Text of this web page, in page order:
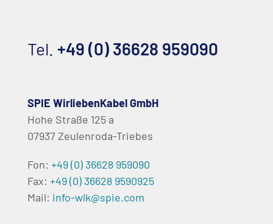
Tel. +49 (0) 36628 959090
SPIE WirliebenKabel GmbH
Hohe Straße 125 a
07937 Zeulenroda-Triebes
Fon: +49 (0) 36628 959090
Fax: +49 (0) 36628 9590925
Mail: info-wlk@spie.com